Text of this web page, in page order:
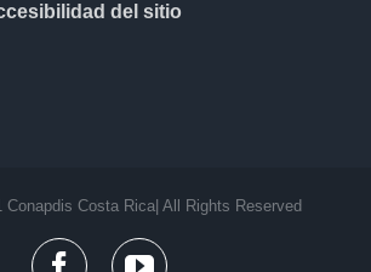
del sitio
Conapdis Costa Rica| All Rights Reserved
facebookyoutube